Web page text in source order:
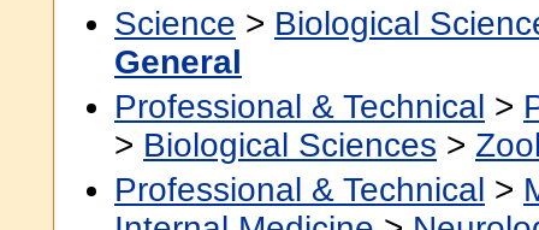
Science > Biological
General
Professional & Technical >
> Biological Sciences >
Professional & Technical >